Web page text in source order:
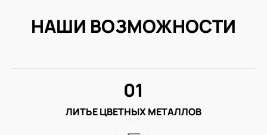
НАШИ ВОЗМОЖНОСТИ
ЛИТЬЕ ЦВЕТНЫХ МЕТАЛЛОВ
01